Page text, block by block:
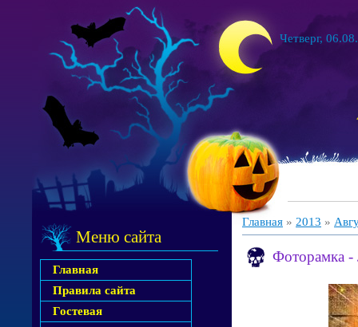
Четверг,
Меню сайта
Главная
Правила сайта
Гостевая
Главная » 2013 »
Фоторамка -